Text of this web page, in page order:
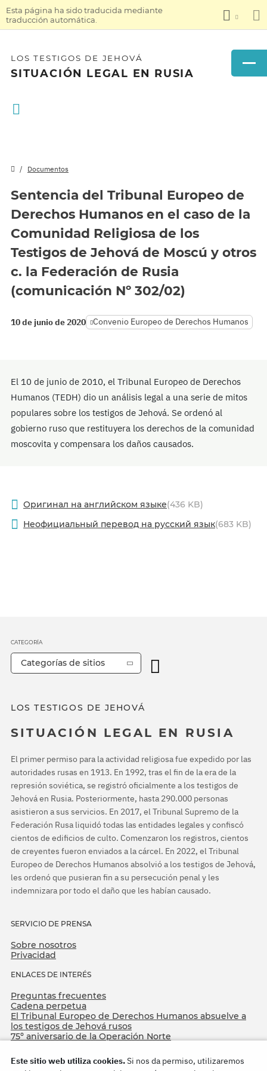
Esta página ha sido traducida mediante
traducción automática.
LOS TESTIGOS DE JEHOVÁ
SITUACIÓN LEGAL EN RUSIA
Documentos
Sentencia del Tribunal Europeo de
Derechos Humanos en el caso de la
Comunidad Religiosa de los
Testigos de Jehová de Moscú y otros
c. la Federación de Rusia
(comunicación Nº 302/02)
10 de junio de 2020 Convenio Europeo de Derechos Humanos
El 10 de junio de 2010, el Tribunal Europeo de Derechos
Humanos (TEDH) dio un análisis legal a una serie de mitos
populares sobre los testigos de Jehová. Se ordenó al
gobierno ruso que restituyera los derechos de la comunidad
moscovita y compensara los daños causados.
Оригинал на английском языке(436 KB)
Неофициальный перевод на русский язык(683 KB)
LOS TESTIGOS DE JEHOVÁ
SITUACIÓN LEGAL EN RUSIA
El primer permiso para la actividad religiosa fue expedido por las
autoridades rusas en 1913. En 1992, tras el fin de la era de la
represión soviética, se registró oficialmente a los testigos de
Jehová en Rusia. Posteriormente, hasta 290.000 personas
asistieron a sus servicios. En 2017, el Tribunal Supremo de la
Federación Rusa liquidó todas las entidades legales y confiscó
cientos de edificios de culto. Comenzaron los registros, cientos
de creyentes fueron enviados a la cárcel. En 2022, el Tribunal
Europeo de Derechos Humanos absolvió a los testigos de Jehová,
les ordenó que pusieran fin a su persecución penal y les
indemnizara por todo el daño que les habían causado.
SERVICIO DE PRENSA
Sobre nosotros
Privacidad
ENLACES DE INTERÉS
Preguntas frecuentes
Cadena perpetua
El Tribunal Europeo de Derechos Humanos absuelve a
los testigos de Jehová rusos
75º aniversario de la Operación Norte
CATEGORÍA
Categorías de sitios
Este sitio web utiliza cookies.Si nos da permiso, utilizaremos